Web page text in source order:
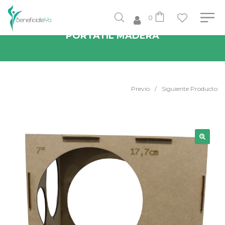
0
MEDIDOR O CALIBRADOR DE GLOBOS
PORTATIL MADERA
Previo / Siguiente Producto